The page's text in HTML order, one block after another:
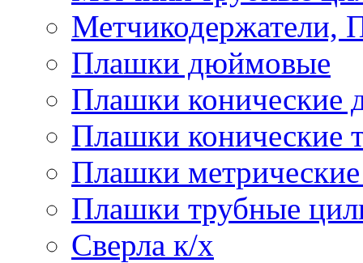
Метчикодержатели,
Плашки дюймовые
Плашки
Плашки конические
Плашки
Плашки трубные
Сверла к/х